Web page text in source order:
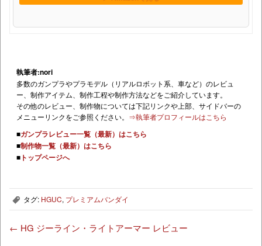
執筆者:nori
多数のガンプラやプラモデル（リアルロボット系、車など）のレビュ
ー、制作アイテム、制作工程や制作方法などをご紹介しています。
その他のレビュー、制作物については下記リンクや上部、サイドバーの
メニューリンクをご参照ください。 ⇒執筆者プロフィールはこちら
■ガンプラレビュー一覧（最新）はこちら
■制作物一覧（最新）はこちら
■ トップページへ
, タグ: HGUC, プレミアムバンダイ
← HG ジーライン・ライトアーマー レビュー